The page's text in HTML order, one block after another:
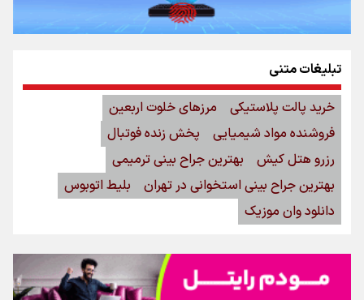
تبلیغات متنی
خرید پالت پلاستیکی
مرزهای خلوت اربعین
فروشنده مواد شیمیایی
پخش زنده فوتبال
رزرو هتل کیش
بهترین جراح بینی ترمیمی
بهترین جراح بینی استخوانی در تهران
بلیط اتوبوس
دانلود وان موزیک